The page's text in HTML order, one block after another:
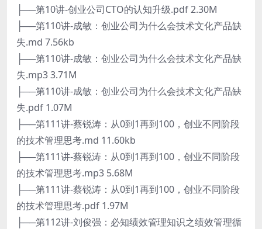
├──第10讲-创业公司CTO的认知升级.pdf 2.30M
├──第110讲-成敏：创业公司为什么会技术文化产品缺
失.md 7.56kb
├──第110讲-成敏：创业公司为什么会技术文化产品缺
失.mp3 3.71M
├──第110讲-成敏：创业公司为什么会技术文化产品缺
失.pdf 1.07M
├──第111讲-蔡锐涛：从0到1再到100，创业不同阶段
的技术管理思考.md 11.60kb
├──第111讲-蔡锐涛：从0到1再到100，创业不同阶段
的技术管理思考.mp3 5.68M
├──第111讲-蔡锐涛：从0到1再到100，创业不同阶段
的技术管理思考.pdf 1.97M
├──第112讲-刘俊强：必知绩效管理知识之绩效管理循